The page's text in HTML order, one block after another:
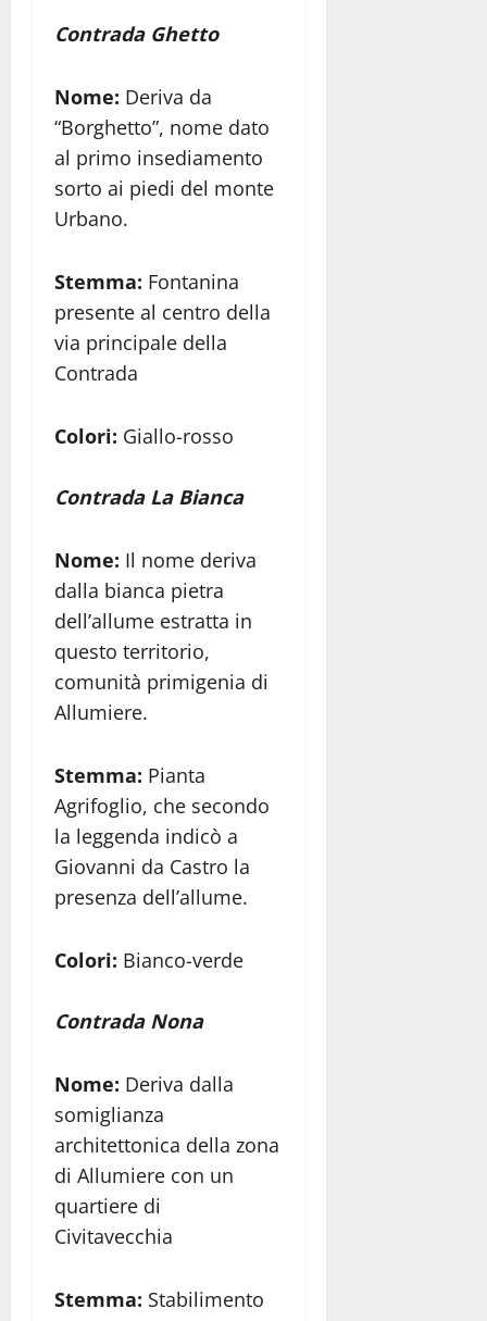
Contrada Ghetto
Nome: Deriva da
“Borghetto”, nome dato
al primo insediamento
sorto ai piedi del monte
Urbano.
Stemma: Fontanina
presente al centro della
via principale della
Contrada
Colori: Giallo-rosso
Contrada La Bianca
Nome: Il nome deriva
dalla bianca pietra
dell’allume estratta in
questo territorio,
comunità primigenia di
Allumiere.
Stemma: Pianta
Agrifoglio, che secondo
la leggenda indicò a
Giovanni da Castro la
presenza dell’allume.
Colori: Bianco-verde
Contrada Nona
Nome: Deriva dalla
somiglianza
architettonica della zona
di Allumiere con un
quartiere di
Civitavecchia
Stemma: Stabilimento